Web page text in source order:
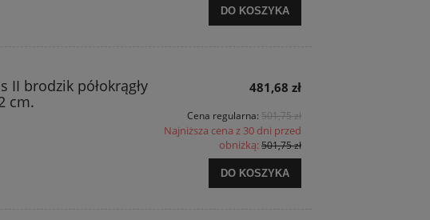
DO KOSZYKA
II brodzik półokrągły
cm.
481,68 zł
Cena regularna: 501,75 zł
Najniższa cena z 30 dni przed
obniżką:501,75 zł
DO KOSZYKA